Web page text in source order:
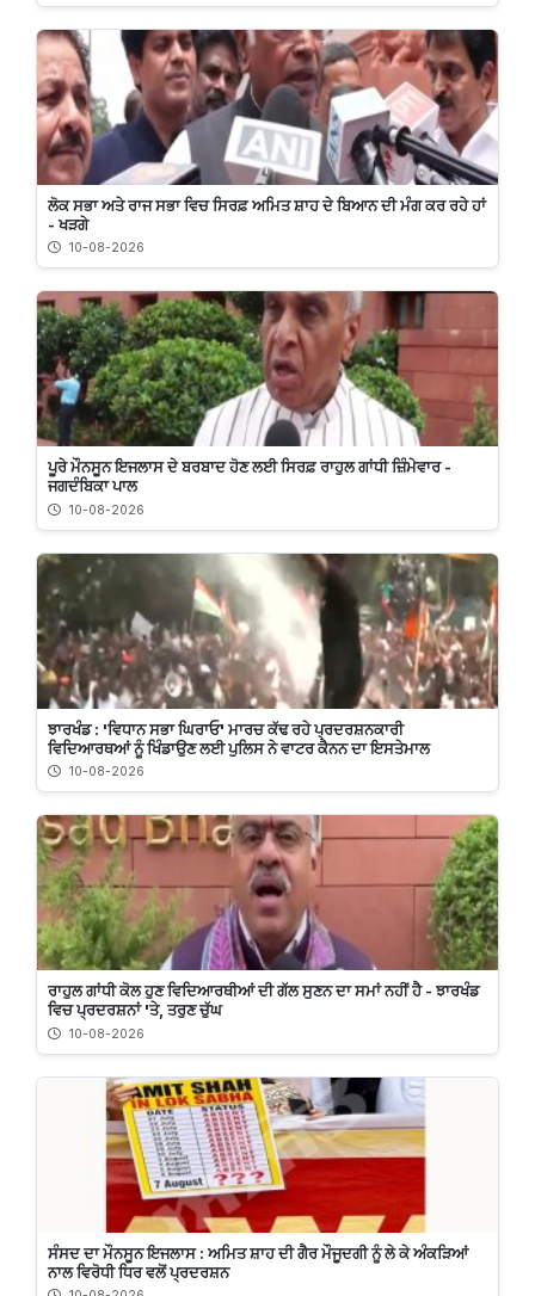
ਲੋਕ ਸਭਾ ਅਤੇ ਰਾਜ ਸਭਾ ਵਿਚ ਸਿਰਫ਼ ਅਮਿਤ ਸ਼ਾਹ ਦੇ ਬਿਆਨ ਦੀ ਮੰਗ ਕਰ ਰਹੇ ਹਾਂ
- ਖੜਗੇ
10-08-2026
ਪੂਰੇ ਮੌਨਸੂਨ ਇਜਲਾਸ ਦੇ ਬਰਬਾਦ ਹੋਣ ਲਈ ਸਿਰਫ਼ ਰਾਹੁਲ ਗਾਂਧੀ ਜ਼ਿੰਮੇਵਾਰ -
ਜਗਦੰਬਿਕਾ ਪਾਲ
10-08-2026
ਝਾਰਖੰਡ : 'ਵਿਧਾਨ ਸਭਾ ਘਿਰਾਓ' ਮਾਰਚ ਕੱਢ ਰਹੇ ਪ੍ਰਦਰਸ਼ਨਕਾਰੀ
ਵਿਦਿਆਰਥਆਂ ਨੂੰ ਖਿੰਡਾਉਣ ਲਈ ਪੁਲਿਸ ਨੇ ਵਾਟਰ ਕੈਨਨ ਦਾ ਇਸਤੇਮਾਲ
10-08-2026
ਰਾਹੁਲ ਗਾਂਧੀ ਕੋਲ ਹੁਣ ਵਿਦਿਆਰਥੀਆਂ ਦੀ ਗੱਲ ਸੁਣਨ ਦਾ ਸਮਾਂ ਨਹੀਂ ਹੈ - ਝਾਰਖੰਡ
ਵਿਚ ਪ੍ਰਦਰਸ਼ਨਾਂ 'ਤੇ, ਤਰੁਣ ਚੁੱਘ
10-08-2026
ਸੰਸਦ ਦਾ ਮੌਨਸੂਨ ਇਜਲਾਸ : ਅਮਿਤ ਸ਼ਾਹ ਦੀ ਗੈਰ ਮੌਜੂਦਗੀ ਨੂੰ ਲੇ ਕੇ ਅੰਕੜਿਆਂ
ਨਾਲ ਵਿਰੋਧੀ ਧਿਰ ਵਲੋਂ ਪ੍ਰਦਰਸ਼ਨ